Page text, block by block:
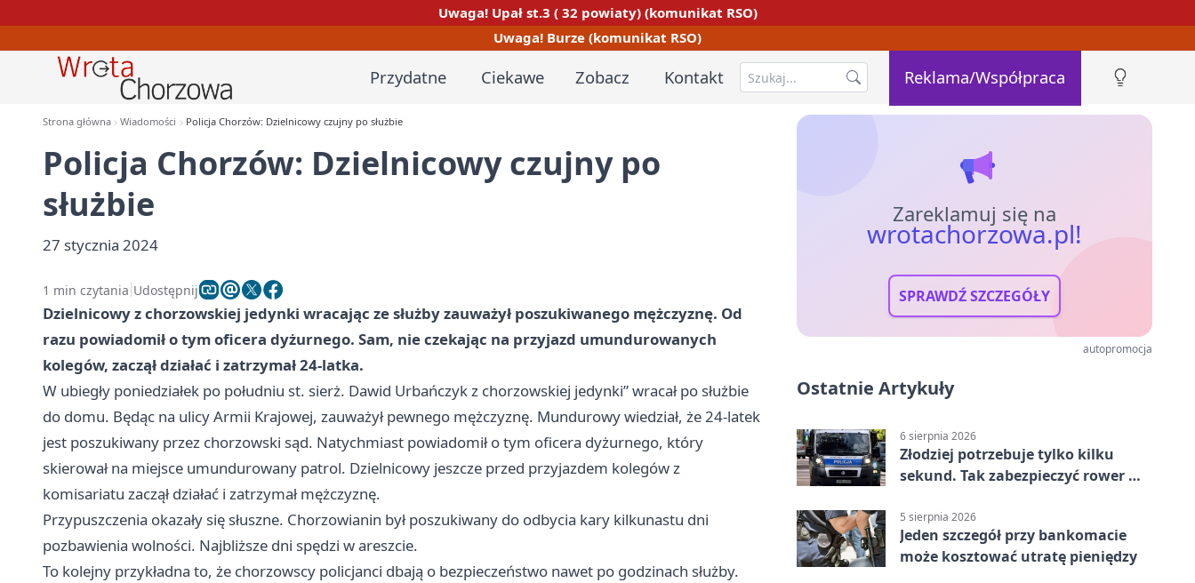
Uwaga! Upał st.3 ( 32 powiaty) (komunikat RSO)
Uwaga! Burze (komunikat RSO)
Przydatne Ciekawe Zobacz Kontakt Reklama/Współpraca
Strona główna Wiadomości Policja Chorzów: Dzielnicowy czujny po służbie
Policja Chorzów: Dzielnicowy czujny po
służbie
27 stycznia 2024
1 min czytania Udostępnij
Dzielnicowy z chorzowskiej jedynki wracając ze służby zauważył poszukiwanego mężczyznę. Od
razu powiadomił o tym oficera dyżurnego. Sam, nie czekając na przyjazd umundurowanych
kolegów, zaczął działać i zatrzymał 24-latka.
W ubiegły poniedziałek po południu st. sierż. Dawid Urbańczyk z chorzowskiej jedynki” wracał po służbie
do domu. Będąc na ulicy Armii Krajowej, zauważył pewnego mężczyznę. Mundurowy wiedział, że 24-latek
jest poszukiwany przez chorzowski sąd. Natychmiast powiadomił o tym oficera dyżurnego, który
skierował na miejsce umundurowany patrol. Dzielnicowy jeszcze przed przyjazdem kolegów z
komisariatu zaczął działać i zatrzymał mężczyznę.
Przypuszczenia okazały się słuszne. Chorzowianin był poszukiwany do odbycia kary kilkunastu dni
pozbawienia wolności. Najbliższe dni spędzi w areszcie.
To kolejny przykładna to, że chorzowscy policjanci dbają o bezpieczeństwo nawet po godzinach służby.
Zareklamuj się na
wrotachorzowa.pl!
SPRAWDŹ SZCZEGÓŁY
autopromocja
Ostatnie Artykuły
6 sierpnia 2026
Złodziej potrzebuje tylko kilku
sekund. Tak zabezpieczyć rower w
5 sierpnia 2026
Jeden szczegół przy bankomacie
może kosztować utratę pieniędzy